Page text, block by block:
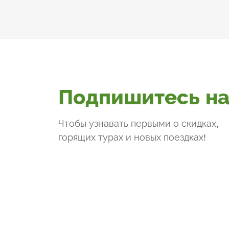
Подпишитесь
Чтобы узнавать первыми о скидках,
горящих турах и новых поездках!